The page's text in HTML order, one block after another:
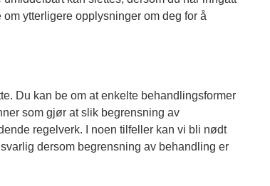
ytterligere opplysninger om deg for å
Du kan be om at enkelte behandlingsformer
som gjør at slik begrensning av
regelverk. I noen tilfeller kan vi bli nødt
dersom begrensning av behandling er